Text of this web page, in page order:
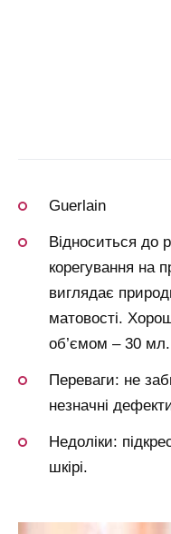
Guerlain
Відноситься до
корегування на
виглядає
матовості.
об’ємом – 30 мл.
Переваги: не
незначні
Недоліки:
шкірі.